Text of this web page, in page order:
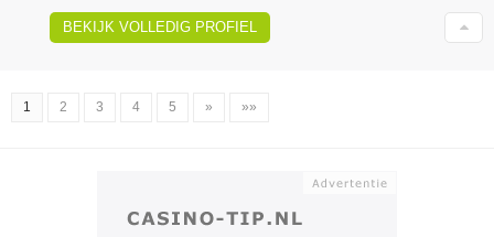
BEKIJK VOLLEDIG PROFIEL
1 2 3 4 5 » »»